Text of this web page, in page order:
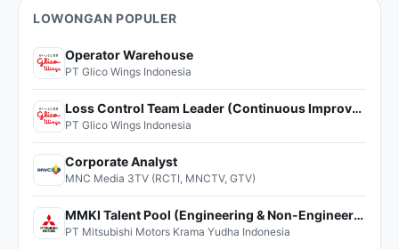
LOWONGAN POPULER
Operator Warehouse
PT Glico Wings Indonesia
Loss Control Team Leader (Continuous Improvement)
PT Glico Wings Indonesia
Corporate Analyst
MNC Media 3TV (RCTI, MNCTV, GTV)
MMKI Talent Pool (Engineering & Non-Engineering)
PT Mitsubishi Motors Krama Yudha Indonesia